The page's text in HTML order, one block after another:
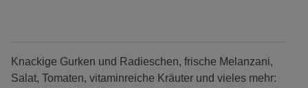
Knackige Gurken und Radieschen, frische Melanzani,
Salat, Tomaten, vitaminreiche Kräuter und vieles mehr: